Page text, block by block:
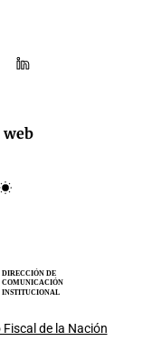
web
DIRECCIÓN DE
COMUNICACIÓN
INSTITUCIONAL
de la Nación